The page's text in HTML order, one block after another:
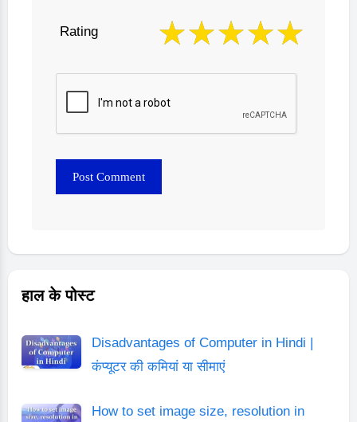
Rating
हाल के पोस्ट
Disadvantages of Computer in Hindi |
कंप्यूटर की कमियां या सीमाएं
How to set image size, resolution in